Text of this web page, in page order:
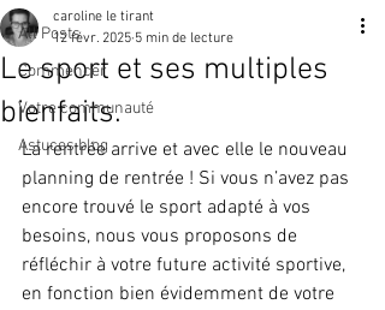
All Posts
Commencer
Votre communauté
Astuces blog
Le sport et ses multiples
bienfaits.
caroline le tirant
12 févr. 2025 5 min de lecture
La rentrée arrive et avec elle le nouveau
planning de rentrée ! Si vous n’avez pas
encore trouvé le sport adapté à vos
besoins, nous vous proposons de
réfléchir à votre future activité sportive,
en fonction bien évidemment de votre